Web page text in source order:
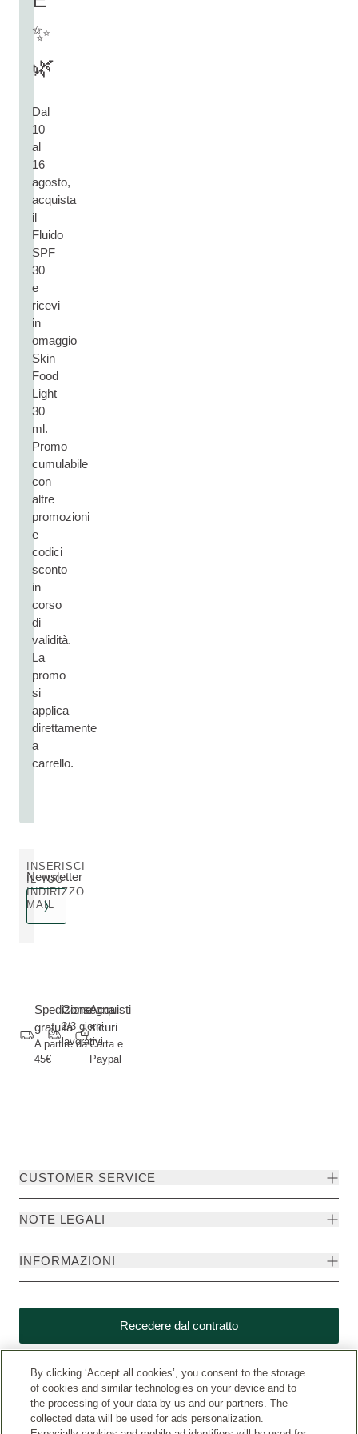
✨
🌿
Dal
10
al
16
agosto,
acquista
il
Fluido
SPF
30
e
ricevi
in
omaggio
Skin
Food
Light
30
ml.
Promo
cumulabile
con
altre
promozioni
e
codici
sconto
in
corso
di
validità.
La
promo
si
applica
direttamente
a
carrello.
Newsletter
INSERISCI
IL TUO
INDIRIZZO
MAIL
Spedizione
gratuita
A partire da
45€
Consegna
2/3 giorni
lavorativi
Acquisti
sicuri
Carta e
Paypal
CUSTOMER SERVICE
NOTE LEGALI
INFORMAZIONI
Recedere dal contratto
By clicking ‘Accept all cookies’, you consent to the storage
of cookies and similar technologies on your device and to
the processing of your data by us and our partners. The
collected data will be used for ads personalization.